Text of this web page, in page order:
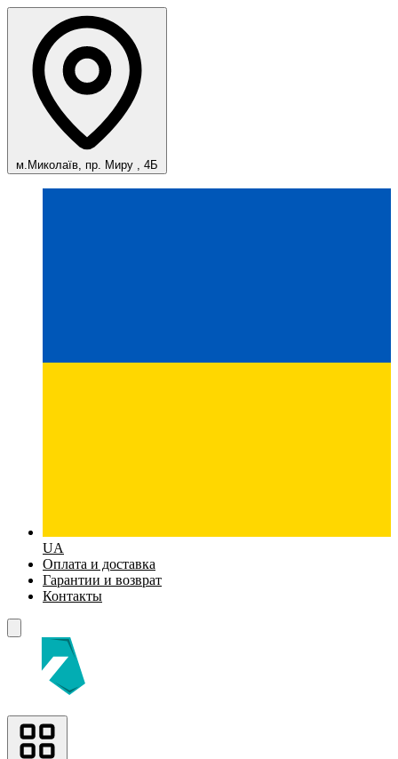
м.Миколаїв, пр. Миру , 4Б
UA
Оплата и доставка
Гарантии и возврат
Контакты